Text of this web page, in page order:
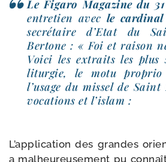
Le Figaro Magazine du
entre­tien avec le
secré­taire d’Etat du
Bertone : « Foi et rai­son
Voici les extraits les
litur­gie, le motu
l’usage du mis­sel de
voca­tions et l’islam :
L’application des grandes
a mal­heu­reu­se­ment pu